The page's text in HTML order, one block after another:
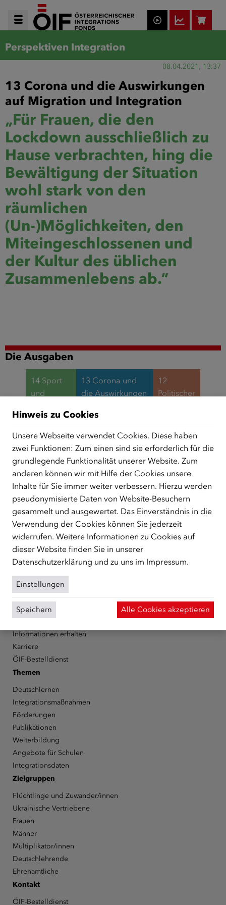
Perspektiven Integration
13 Corona und die Auswirkungen
auf Migration und Integration
08.04.2021, 13:37
„Für Frauen, die den
Lockdown ausschließlich zu
Hause verbrachten, hing die
Bewältigung der Situation
wohl stark von den
räumlichen
(Un-)Möglichkeiten, den
Miteingeschlossenen und
der Kultur des üblichen
Zusammenlebens ab.“
Die Ausgaben
14 Sport
und
13 Corona und
die Auswirkungen
Integration
12
Politischer
ÜBER UNS
Der Österreichische Integrationsfonds (ÖIF) ist ein Fonds der
Republik Österreich, der Flüchtlinge, subsidiär
Schutzberechtigte, Vertriebene sowie Zuwander/innen als
zentrale Anlaufstelle bei der Integration in Österreich
unterstützt.
mehr
FacebookYouTubeInstagramLinkedIn
Über den ÖIF
Der Österreichische Integrationsfonds (ÖIF)
Organigramm
Informationen erhalten
Karriere
ÖIF-Bestelldienst
Themen
Deutschlernen
Integrationsmaßnahmen
Förderungen
Publikationen
Weiterbildung
Angebote für Schulen
Integrationsdaten
Zielgruppen
Flüchtlinge und Zuwander/innen
Ukrainische Vertriebene
Frauen
Männer
Multiplikator/innen
Deutschlehrende
Ehrenamtliche
Kontakt
ÖIF-Bestelldienst
Hinweis zu Cookies
Unsere Webseite verwendet Cookies. Diese haben
zwei Funktionen: Zum einen sind sie erforderlich für die
grundlegende Funktionalität unserer Website. Zum
anderen können wir mit Hilfe der Cookies unsere
Inhalte für Sie immer weiter verbessern. Hierzu werden
pseudonymisierte Daten von Website-Besuchern
gesammelt und ausgewertet. Das Einverständnis in die
Verwendung der Cookies können Sie jederzeit
widerrufen. Weitere Informationen zu Cookies auf
dieser Website finden Sie in unserer
Datenschutzerklärung und zu uns im Impressum.
Einstellungen
Speichern Alle Cookies akzeptieren